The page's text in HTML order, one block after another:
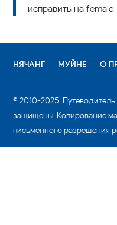
исправить на female
НЯЧАНГ МУЙНЕ О
© 2010-2025. Путеводитель
защищены. Копирование
письменного разрешения